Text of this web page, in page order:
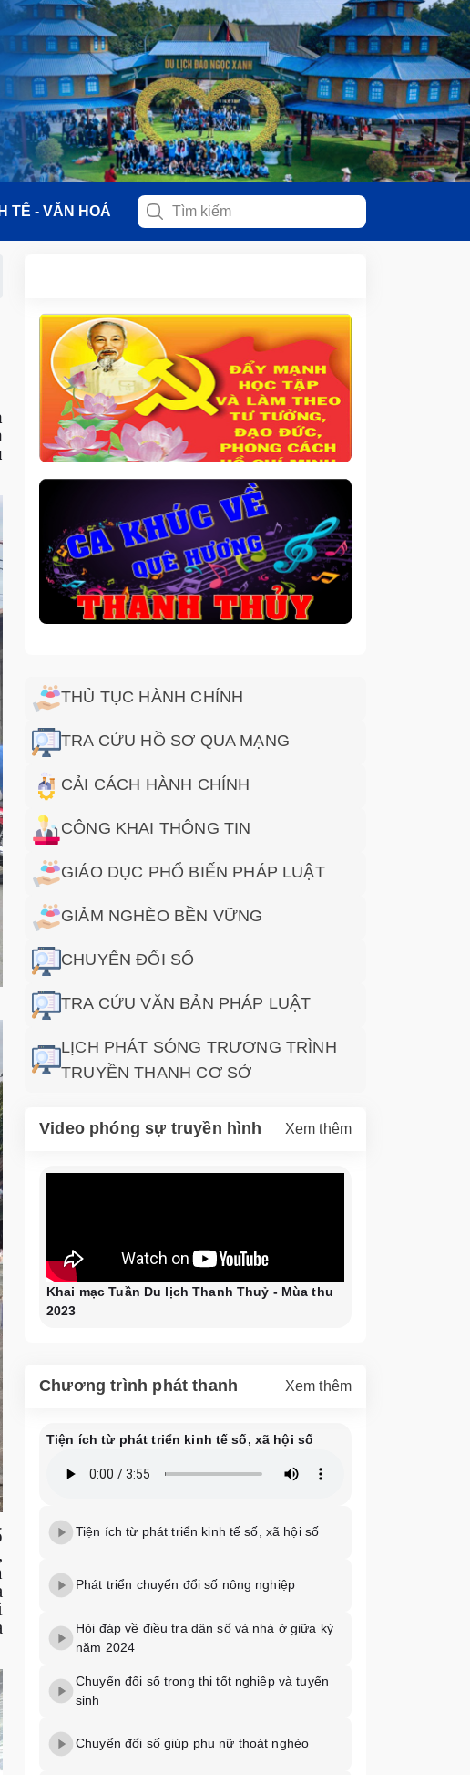
TẾ - VĂN HOÁ
THỦ TỤC HÀNH CHÍNH
TRA CỨU HỒ SƠ QUA MẠNG
CẢI CÁCH HÀNH CHÍNH
CÔNG KHAI THÔNG TIN
GIÁO DỤC PHỔ BIẾN PHÁP LUẬT
GIẢM NGHÈO BỀN VỮNG
CHUYỂN ĐỔI SỐ
TRA CỨU VĂN BẢN PHÁP LUẬT
LỊCH PHÁT SÓNG TRƯƠNG TRÌNH
TRUYỀN THANH CƠ SỞ
Video phóng sự truyền hình Xem thêm
Khai mạc Tuần Du lịch Thanh Thuỷ - Mùa thu
2023
Chương trình phát thanh Xem thêm
Tiện ích từ phát triển kinh tế số, xã hội số
Tiện ích từ phát triển kinh tế số, xã hội số
Phát triển chuyển đổi số nông nghiệp
Hỏi đáp về điều tra dân số và nhà ở giữa kỳ
năm 2024
Chuyển đổi số trong thi tốt nghiệp và tuyển
sinh
Chuyển đối số giúp phụ nữ thoát nghèo